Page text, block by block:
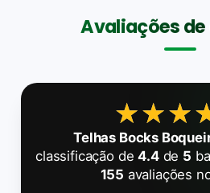
Avaliações
Telhas Bocks
classificação de4.4de 5
155 avaliações